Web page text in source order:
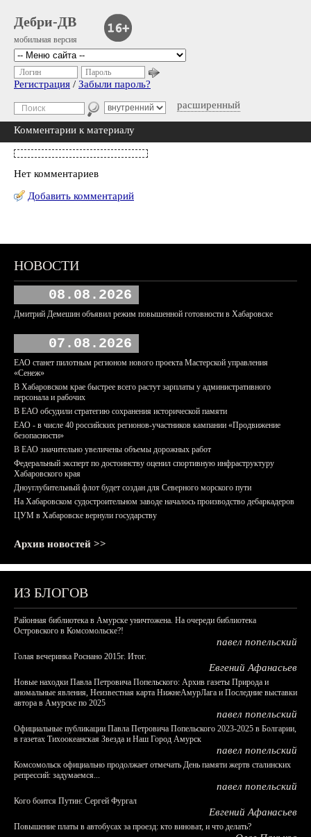
Дебри-ДВ
мобильная версия
расширенный
Логин Пароль
Регистрация / Забыли пароль?
Комментарии к материалу
Нет комментариев
Добавить комментарий
НОВОСТИ
08.08.2026
Дмитрий Демешин объявил режим повышенной готовности в Хабаровске
07.08.2026
ЕАО станет пилотным регионом нового проекта Мастерской управления
«Сенеж»
В Хабаровском крае быстрее всего растут зарплаты у административного
персонала и рабочих
В ЕАО обсудили стратегию сохранения исторической памяти
ЕАО - в числе 40 российских регионов-участников кампании «Продвижение
безопасности»
В ЕАО значительно увеличены объемы дорожных работ
Федеральный эксперт по достоинству оценил спортивную инфраструктуру
Хабаровского края
Дноуглубительный флот будет создан для Северного морского пути
На Хабаровском судостроительном заводе началось производство дебаркадеров
ЦУМ в Хабаровске вернули государству
Архив новостей >>
ИЗ БЛОГОВ
Районная библиотека в Амурске уничтожена. На очереди библиотека
Островского в Комсомольске?!
павел попельский
Голая вечеринка Роснано 2015г. Итог.
Евгений Афанасьев
Новые находки Павла Петровича Попельского: Архив газеты Природа и
аномальные явления, Неизвестная карта НижнеАмурЛага и Последние выставки
автора в Амурске по 2025
павел попельский
Официальные публикации Павла Петровича Попельского 2023-2025 в Болгарии,
в газетах Тихоокеанская Звезда и Наш Город Амурск
павел попельский
Комсомольск официально продолжает отмечать День памяти жертв сталинских
репрессий: задумаемся...
павел попельский
Кого боится Путин: Сергей Фургал
Евгений Афанасьев
Повышение платы в автобусах за проезд: кто виноват, и что делать?